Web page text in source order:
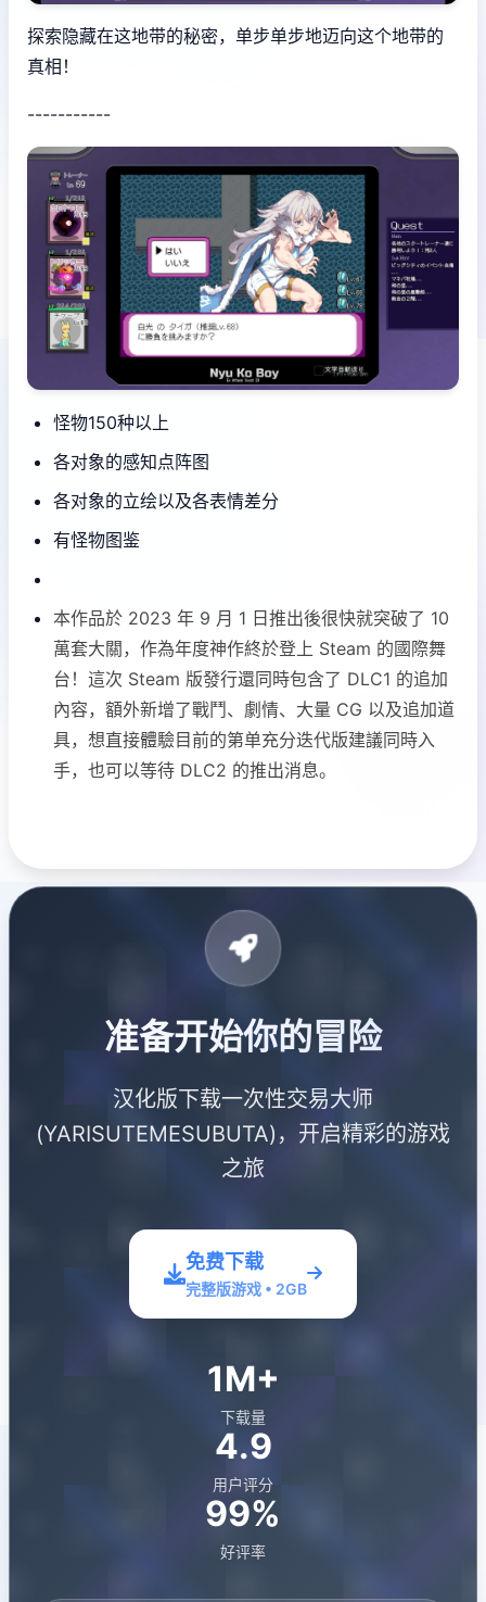
探索隐藏在这地带的秘密，单步单步地迈向这个地带的
真相！
-----------
怪物150种以上
各对象的感知点阵图
各对象的立绘以及各表情差分
有怪物图鉴
本作品於 2023 年 9 月 1 日推出後很快就突破了 10
萬套大關，作為年度神作終於登上 Steam 的國際舞
台！這次 Steam 版發行還同時包含了 DLC1 的追加
內容，額外新增了戰鬥、劇情、大量 CG 以及追加道
具，想直接體驗目前的第单充分迭代版建議同時入
手，也可以等待 DLC2 的推出消息。
准备开始你的冒险
汉化版下载一次性交易大师
(YARISUTEMESUBUTA)，开启精彩的游戏
之旅
免费下载
完整版游戏 • 2GB
1M+
下载量
4.9
用户评分
99%
好评率